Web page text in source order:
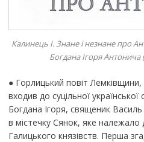
Калинець І. Знане і незнане про
Богдана Ігоря Антонича
● Горлицький повіт
входив до суцільної
Богдана Ігоря, священик Василь
в містечку Сянок, яке
Галицького князівств. Перша